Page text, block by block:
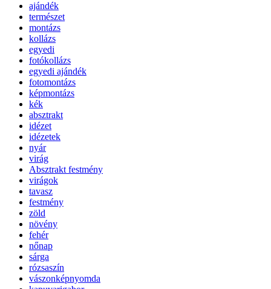
ajándék
természet
montázs
kollázs
egyedi
fotókollázs
egyedi ajándék
fotomontázs
képmontázs
kék
absztrakt
idézet
idézetek
nyár
virág
Absztrakt festmény
virágok
tavasz
festmény
zöld
növény
fehér
nőnap
sárga
rózsaszín
vászonképnyomda